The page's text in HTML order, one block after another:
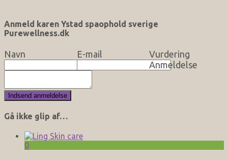
Anmeld karen Ystad spaophold sverige
Purewellness.dk
Navn E-mail
Vurdering
Anmeldelse
Gå ikke glip af…
0